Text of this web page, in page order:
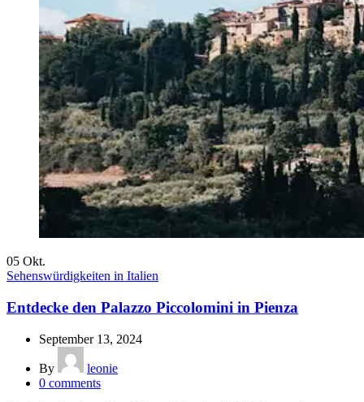
05 Okt.
Sehenswürdigkeiten in Italien
Entdecke den Palazzo Piccolomini in Pienza
September 13, 2024
By
leonie
0 comments